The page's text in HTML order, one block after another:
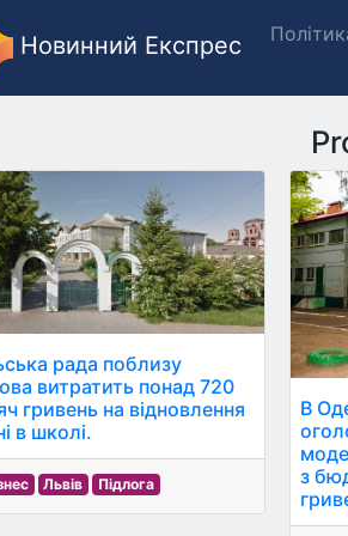
Новинний Експрес
рада поблизу
витратить понад 720
гривень на відновлення
в школі.
Львів Підлога
В
з